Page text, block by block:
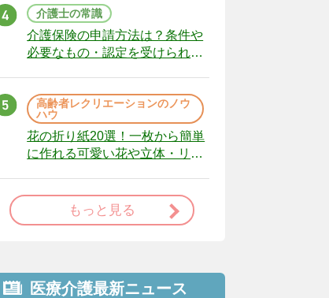
介護士の常識
介護保険の申請方法は？条件や
必要なもの・認定を受けられな
高齢者レクリエーションのノウ
ハウ
花の折り紙20選！一枚から簡単
に作れる可愛い花や立体・リー
もっと見る
医療介護最新ニュース